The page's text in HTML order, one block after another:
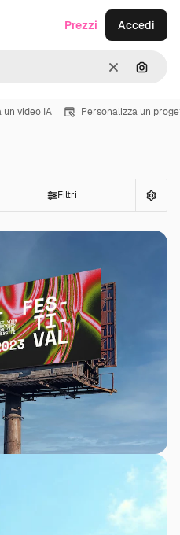
CancellaCerca
Prezzi Accedi
un video IA Personalizza un
Filtri